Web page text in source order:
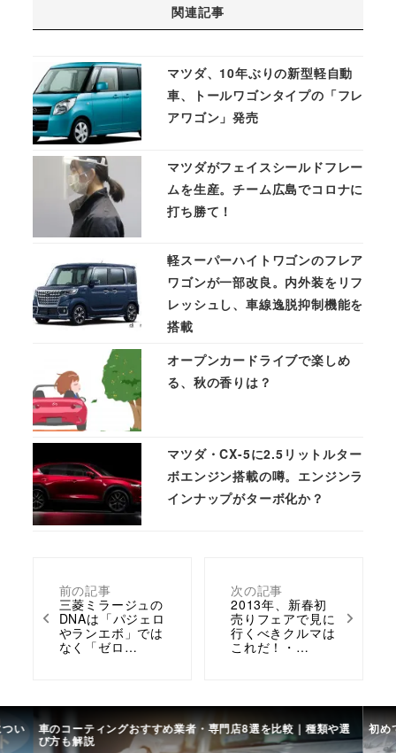
前の記事
三菱ミラージュの
DNAは「パジェロ
やランエボ」では
なく「ゼロ…
次の記事
2013年、新春初
売りフェアで見に
行くべきクルマは
これだ！・…
関連記事
マツダ、10年ぶりの新型軽自動
車、トールワゴンタイプの「フレ
アワゴン」発売
マツダがフェイスシールドフレー
ムを生産。チーム広島でコロナに
打ち勝て！
軽スーパーハイトワゴンのフレア
ワゴンが一部改良。内外装をリフ
レッシュし、車線逸脱抑制機能を
搭載
オープンカードライブで楽しめ
る、秋の香りは？
マツダ・CX-5に2.5リットルター
ボエンジン搭載の噂。エンジンラ
インナップがターボ化か？
い 車のコーティングおすすめ業者・専門店8選を比較｜種類や選
び方も解説
初め